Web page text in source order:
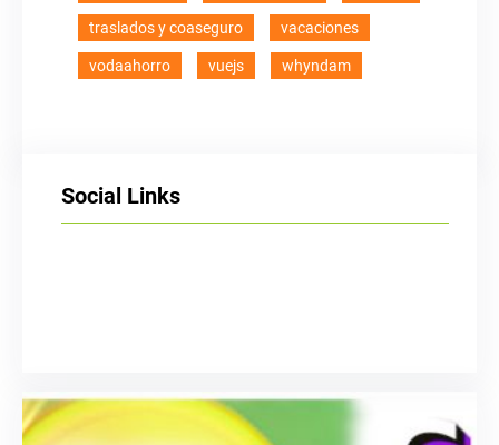
traslados y coaseguro vacaciones
vodaahorro vuejs whyndam
Social Links